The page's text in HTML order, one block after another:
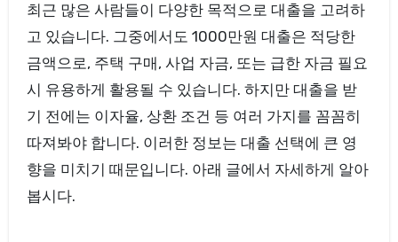
최근 많은 사람들이 다양한 목적으로 대출을 고려하
고 있습니다. 그중에서도 1000만원 대출은 적당한
금액으로, 주택 구매, 사업 자금, 또는 급한 자금 필요
시 유용하게 활용될 수 있습니다. 하지만 대출을 받
기 전에는 이자율, 상환 조건 등 여러 가지를 꼼꼼히
따져봐야 합니다. 이러한 정보는 대출 선택에 큰 영
향을 미치기 때문입니다. 아래 글에서 자세하게 알아
봅시다.